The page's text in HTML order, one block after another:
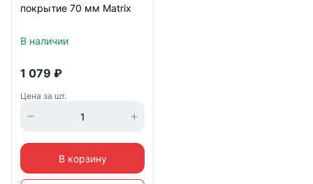
покрытие 70 мм Matrix
В наличии
1 079 ₽
Цена за шт.
В корзину